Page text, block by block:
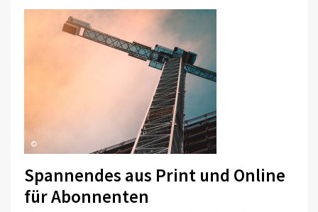
©
Spannendes aus Print und Online
für Abonnenten